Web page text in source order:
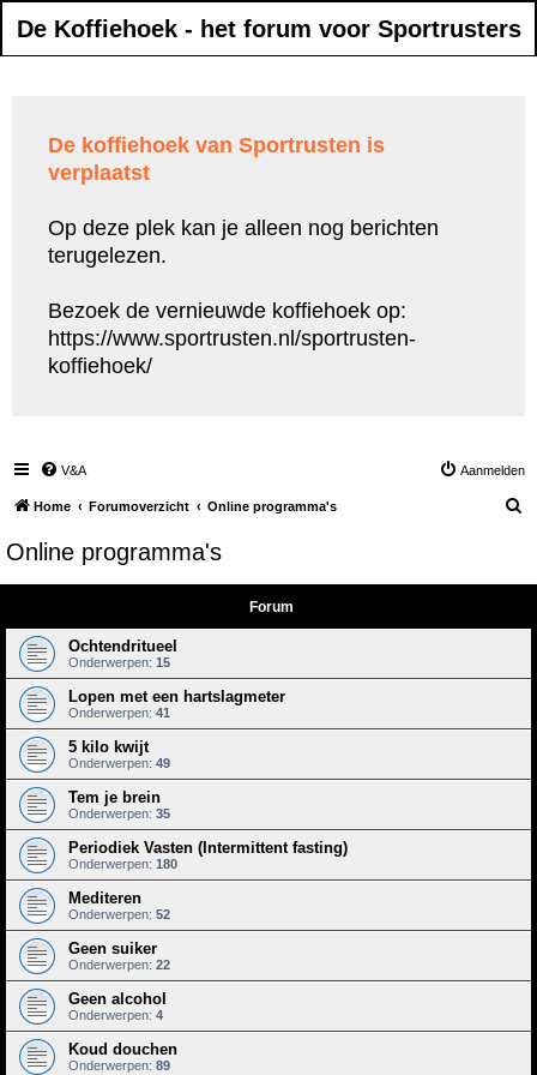
De Koffiehoek - het forum voor Sportrusters
De koffiehoek van Sportrusten is
verplaatst
Op deze plek kan je alleen nog berichten
terugelezen.
Bezoek de vernieuwde koffiehoek op:
https://www.sportrusten.nl/sportrusten-
koffiehoek/
V&A Aanmelden
Home Forumoverzicht Online programma's
Online programma's
Forum
Ochtendritueel
Onderwerpen: 15
Lopen met een hartslagmeter
Onderwerpen: 41
5 kilo kwijt
Onderwerpen: 49
Tem je brein
Onderwerpen: 35
Periodiek Vasten (Intermittent fasting)
Onderwerpen: 180
Mediteren
Onderwerpen: 52
Geen suiker
Onderwerpen: 22
Geen alcohol
Onderwerpen: 4
Koud douchen
Onderwerpen: 89